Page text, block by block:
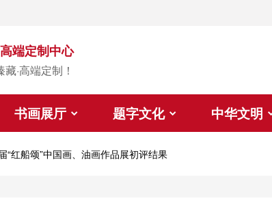
端定制中心
·高端定制！
书画展厅 题字文化 中华文明
“红船颂”中国画、油画作品展初评结果